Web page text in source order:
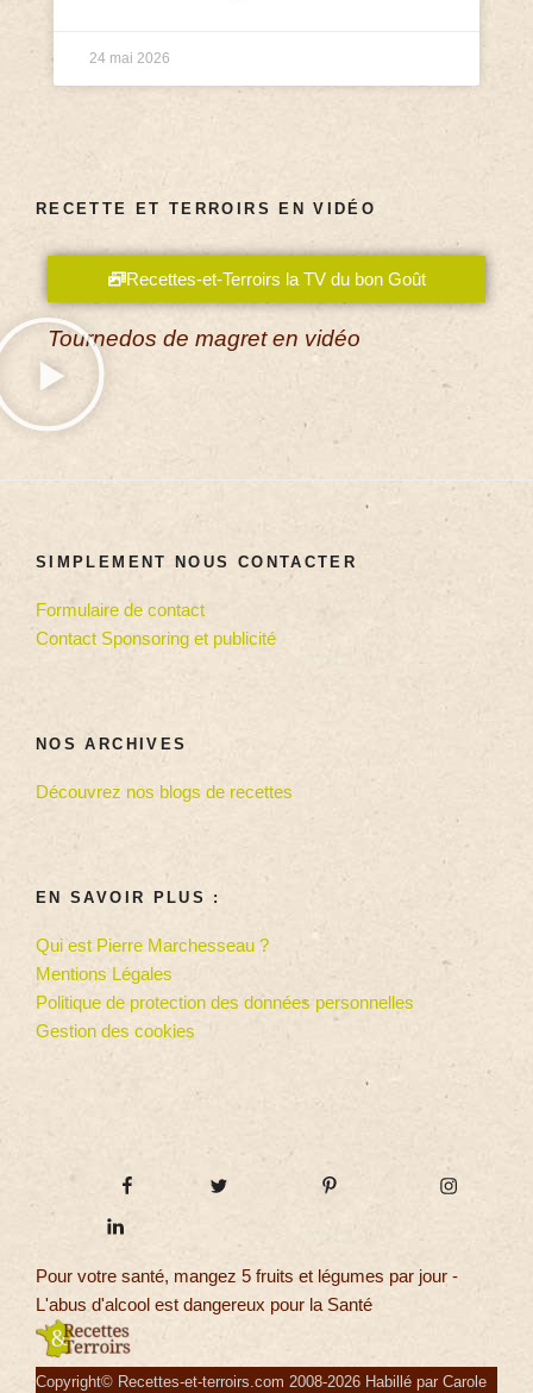
24 mai 2026
RECETTE ET TERROIRS EN VIDÉO
Recettes-et-Terroirs la TV du bon Goût
Tournedos de magret en vidéo
SIMPLEMENT NOUS CONTACTER
Formulaire de contact
Contact Sponsoring et publicité
NOS ARCHIVES
Découvrez nos blogs de recettes
EN SAVOIR PLUS :
Qui est Pierre Marchesseau ?
Mentions Légales
Politique de protection des données personnelles
Gestion des cookies
Pour votre santé, mangez 5 fruits et légumes par jour -
L'abus d'alcool est dangereux pour la Santé
Copyright© Recettes-et-terroirs.com 2008-2026 Habillé par Carole